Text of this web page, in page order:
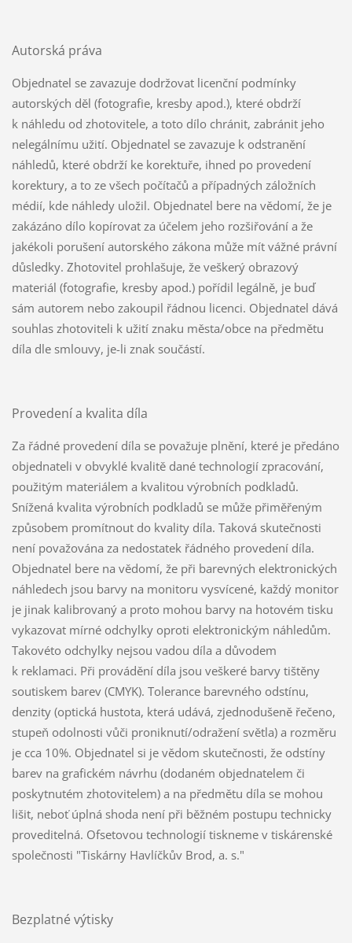
Autorská práva
Objednatel se zavazuje dodržovat licenční podmínky
autorských děl (fotografie, kresby apod.), které obdrží
k náhledu od zhotovitele, a toto dílo chránit, zabránit jeho
nelegálnímu užití. Objednatel se zavazuje k odstranění
náhledů, které obdrží ke korektuře, ihned po provedení
korektury, a to ze všech počítačů a případných záložních
médií, kde náhledy uložil. Objednatel bere na vědomí, že je
zakázáno dílo kopírovat za účelem jeho rozšiřování a že
jakékoli porušení autorského zákona může mít vážné právní
důsledky. Zhotovitel prohlašuje, že veškerý obrazový
materiál (fotografie, kresby apod.) pořídil legálně, je buď
sám autorem nebo zakoupil řádnou licenci. Objednatel dává
souhlas zhotoviteli k užití znaku města/obce na předmětu
díla dle smlouvy, je-li znak součástí.
Provedení a kvalita díla
Za řádné provedení díla se považuje plnění, které je předáno
objednateli v obvyklé kvalitě dané technologií zpracování,
použitým materiálem a kvalitou výrobních podkladů.
Snížená kvalita výrobních podkladů se může přiměřeným
způsobem promítnout do kvality díla. Taková skutečnosti
není považována za nedostatek řádného provedení díla.
Objednatel bere na vědomí, že při barevných elektronických
náhledech jsou barvy na monitoru vysvícené, každý monitor
je jinak kalibrovaný a proto mohou barvy na hotovém tisku
vykazovat mírné odchylky oproti elektronickým náhledům.
Takovéto odchylky nejsou vadou díla a důvodem
k reklamaci. Při provádění díla jsou veškeré barvy tištěny
soutiskem barev (CMYK). Tolerance barevného odstínu,
denzity (optická hustota, která udává, zjednodušeně řečeno,
stupeň odolnosti vůči proniknutí/odražení světla) a rozměru
je cca 10%. Objednatel si je vědom skutečnosti, že odstíny
barev na grafickém návrhu (dodaném objednatelem či
poskytnutém zhotovitelem) a na předmětu díla se mohou
lišit, neboť úplná shoda není při běžném postupu technicky
proveditelná. Ofsetovou technologií tiskneme v tiskárenské
společnosti "Tiskárny Havlíčkův Brod, a. s."
Bezplatné výtisky